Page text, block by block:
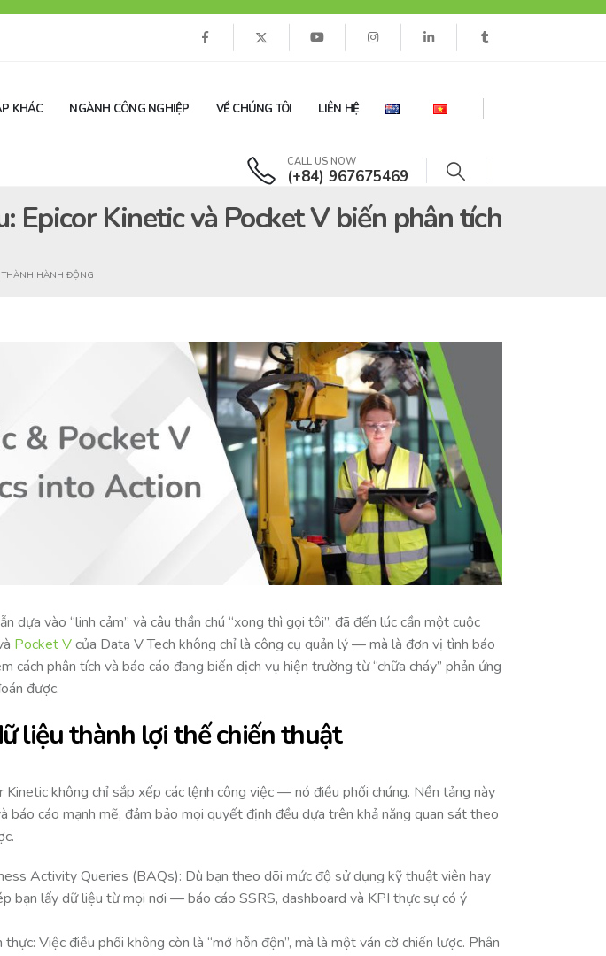
KHÁC NGÀNH CÔNG NGHIỆP VỀ CHÚNG TÔI LIÊN HỆ
CALL US NOW
(+84) 967675469
Kinetic và Pocket V biến phân tích
THÀNH HÀNH ĐỘNG
dựa vào “linh cảm” và câu thần chú “xong thì gọi tôi”, đã đến lúc cần một cuộc
Pocket Vcủa Data V Tech không chỉ là công cụ quản lý — mà là đơn vị tình báo
cách phân tích và báo cáo đang biến dịch vụ hiện trường từ “chữa cháy” phản ứng
được.
liệu thành lợi thế chiến thuật
không chỉ sắp xếp các lệnh công việc — nó điều phối chúng. Nền tảng này
báo cáo mạnh mẽ, đảm bảo mọi quyết định đều dựa trên khả năng quan sát theo
Activity Queries (BAQs): Dù bạn theo dõi mức độ sử dụng kỹ thuật viên hay
bạn lấy dữ liệu từ mọi nơi — báo cáo SSRS, dashboard và KPI thực sự có ý
Việc điều phối không còn là “mớ hỗn độn”, mà là một ván cờ chiến lược. Phân